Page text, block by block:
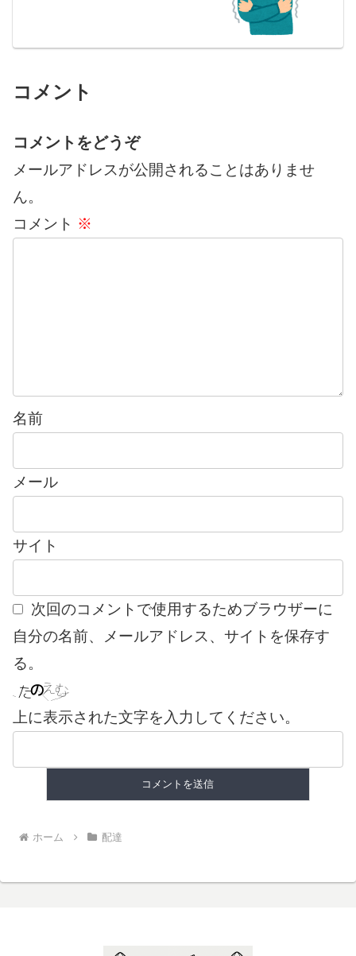
コメント
コメントをどうぞ
メールアドレスが公開されることはありませ
ん。
コメント ※
名前
メール
サイト
次回のコメントで使用するためブラウザーに
自分の名前、メールアドレス、サイトを保存す
る。
上に表示された文字を入力してください。
ホーム 配達